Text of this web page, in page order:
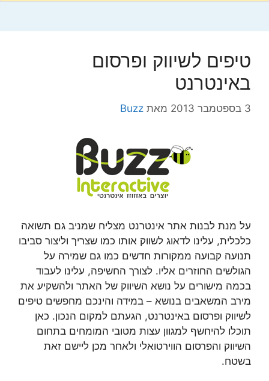
טיפים לשיווק ופרסום
באינטרנט
3 בספטמבר 2013 מאת Buzz
על מנת לבנות אתר אינטרנט מצליח שמניב גם תשואה
כלכלית, עלינו לדאוג לשווק אותו כמו שצריך וליצור סביבו
תנועה קבועה ממקורות חדשים כמו גם שמירה על
הגולשים החוזרים אליו. לצורך החשיפה, עלינו לעבוד
בכמה מישורים על נושא השיווק של האתר ולהשקיע את
מירב המשאבים בנושא – במידה והינכם מחפשים טיפים
לשיווק ופרסום באינטרנט, הגעתם למקום הנכון. כאן
תוכלו להיחשף למגוון עצות מטובי המומחים בתחום
השיווק והפרסום הווירטואלי ולאחר מכן ליישם זאת
בשטח.